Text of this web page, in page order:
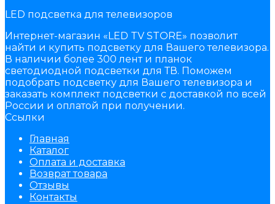
LED подсветка для телевизоров
Интернет-магазин «LED TV STORE» позволит
найти и купить подсветку для Вашего телевизора.
В наличии более 300 лент и планок
светодиодной подсветки для ТВ. Поможем
подобрать подсветку для Вашего телевизора и
заказать комплект подсветки с доставкой по всей
России и оплатой при получении.
Ссылки
Главная
Каталог
Оплата и доставка
Возврат товара
Отзывы
Контакты